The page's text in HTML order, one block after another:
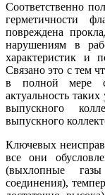
Соответственно
герметичности
повреждена
нарушениям в
характеристик и
Связано это с тем
в полной мере
актуальность
выпускного
выпускного
Ключевых
все они
(выхлопные
соединения),